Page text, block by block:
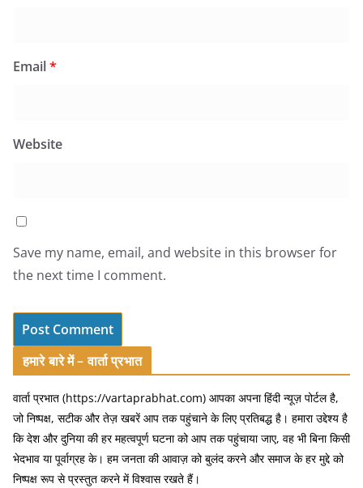
Email*
Website
Save my name, email, and website in this browser for
the next time I comment.
हमारे बारे में – वार्ता प्रभात
वार्ता प्रभात (https://vartaprabhat.com) आपका अपना हिंदी न्यूज़ पोर्टल है,
जो निष्पक्ष, सटीक और तेज़ खबरें आप तक पहुंचाने के लिए प्रतिबद्ध है। हमारा उद्देश्य है
कि देश और दुनिया की हर महत्वपूर्ण घटना को आप तक पहुंचाया जाए, वह भी बिना किसी
भेदभाव या पूर्वाग्रह के। हम जनता की आवाज़ को बुलंद करने और समाज के हर मुद्दे को
निष्पक्ष रूप से प्रस्तुत करने में विश्वास रखते हैं।